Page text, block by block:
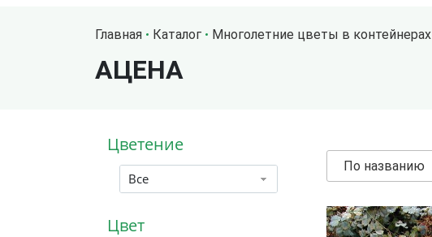
Главная Каталог Многолетние цветы в контейнерах
АЦЕНА
Цветение
Все
Цвет
По названию